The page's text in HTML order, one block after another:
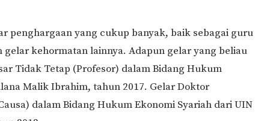
penghargaan yang cukup banyak, baik sebagai guru
kehormatan lainnya. Adapun gelar yang beliau
Tidak Tetap (Profesor) dalam Bidang Hukum
Malik Ibrahim, tahun 2017. Gelar Doktor
dalam Bidang Hukum Ekonomi Syariah dari UIN